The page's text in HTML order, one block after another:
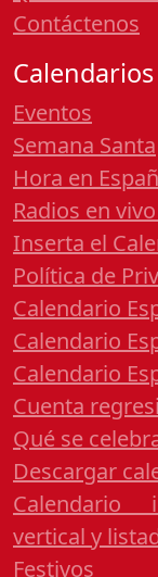
Contáctenos
Calendarios
Eventos
Semana Santa
Hora en
Radios en vivo
Inserta el
Política de
Calendario
Calendario
Calendario
Cuenta
Qué se
Descargar
Calendario
vertical y
Festivos